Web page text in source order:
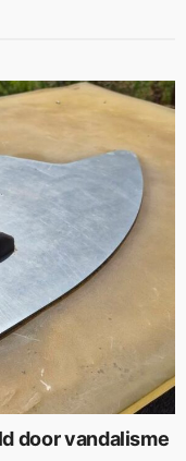
door vandalisme